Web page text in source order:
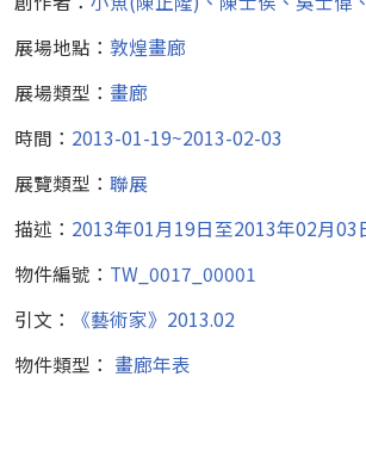
展場地點： 敦煌畫廊
展場類型： 畫廊
時間： 2013-01-19~2013-02-03
展覽類型： 聯展
描述： 2013年01月19日至2013年02月03
物件編號： TW_0017_00001
引文：
《藝術家》2013.02
物件類型： 畫廊年表